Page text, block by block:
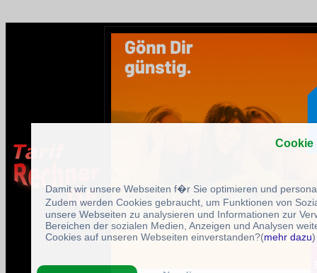
Cookie
Damit wir unsere Webseiten f�r Sie optimieren und
Zudem werden Cookies gebraucht, um Funktionen von
unsere Webseiten zu analysieren und Informationen zur
Bereichen der sozialen Medien, Anzeigen und Analysen
Cookies auf unseren Webseiten einverstanden?(mehr dazu)